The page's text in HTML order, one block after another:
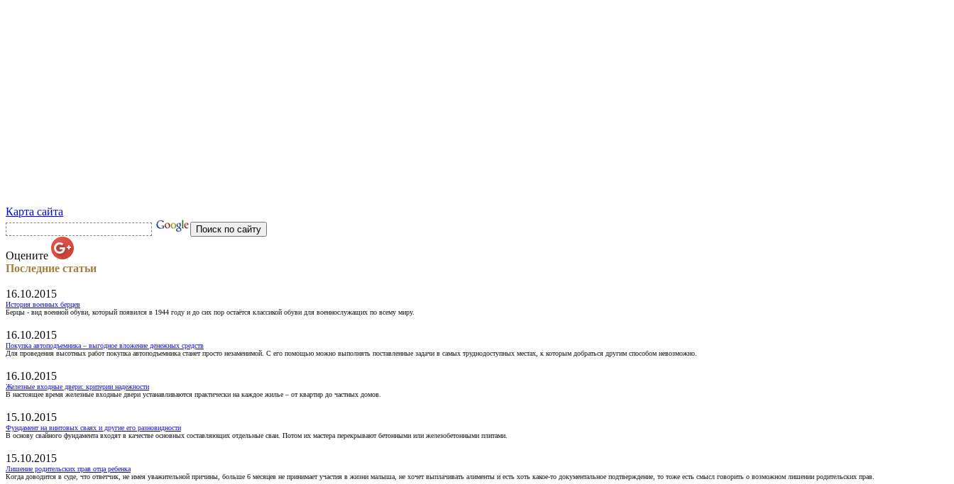
Карта сайта
Оцените
Последние статьи
16.10.2015
История военных берцев
Берцы - вид военной обуви, который появился в 1944 году и до сих пор остаётся классикой обуви для военнослужащих по всему миру.
16.10.2015
Покупка автоподъемника – выгодное вложение денежных средств
Для проведения высотных работ покупка автоподъемника станет просто незаменимой. С его помощью можно выполнять поставленные задачи в самых труднодоступных местах, к которым добраться другим способом невозможно.
16.10.2015
Железные входные двери: критерии надежности
В настоящее время железные входные двери устанавливаются практически на каждое жилье – от квартир до частных домов.
15.10.2015
Фундамент на винтовых сваях и другие его разновидности
В основу свайного фундамента входят в качестве основных составляющих отдельные сваи. Потом их мастера перекрывают бетонными или железобетонными плитами.
15.10.2015
Лишение родительских прав отца ребенка
Когда доводится в суде, что ответчик, не имея уважительной причины, больше 6 месяцев не принимает участия в жизни малыша, не хочет выплачивать алименты и есть хоть какое-то документальное подтверждение, то тоже есть смысл говорить о возможном лишении родительских прав.